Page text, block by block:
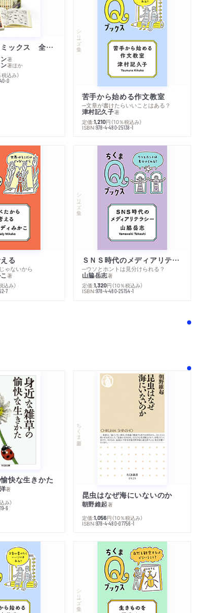
ムーミン・コミックス 全１４巻セット
著
著ほか
税込み）
0
シリーズ・全集
苦手から始める作文教室
─文章が書けたらいいことはある？
津村記久子著
定価:1,210円 （10％税込み）
ISBN:978-4-480-25138-1
る
ゃないから
著
込み）
7
シリーズ・全集
ＳＮＳ時代のメディアリテラシー
─ウソとホントは見分けられる？
山脇岳志著
定価:1,320円 （10％税込み）
ISBN:978-4-480-25154-1
快な生きかた
著
み）
6
ちくま新書
昆虫はなぜ海にいないのか
朝野維起著
定価:1,056円 （10％税込み）
ISBN:978-4-480-07756-1
シリーズ・全集